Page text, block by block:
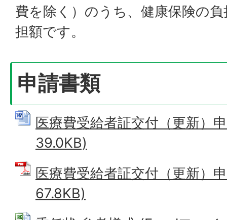
費を除く）のうち、健康保険の
担額です。
申請書類
医療費受給者証交付（更新）
39.0KB)
医療費受給者証交付（更新）
67.8KB)